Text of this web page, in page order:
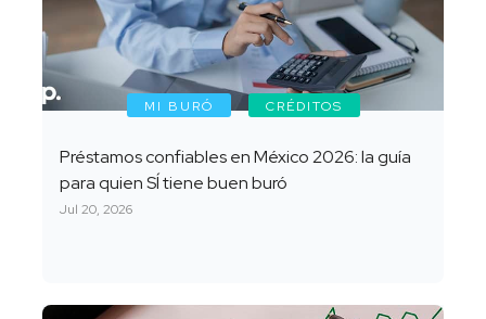
MI BURÓ CRÉDITOS
Préstamos confiables en México 2026: la guía
para quien SÍ tiene buen buró
Jul 20, 2026